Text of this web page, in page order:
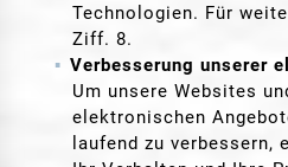
Technologien. Für
Ziff. 8.
Verbesserung unserer
Um unsere Websites
elektronischen
laufend zu verbessern,